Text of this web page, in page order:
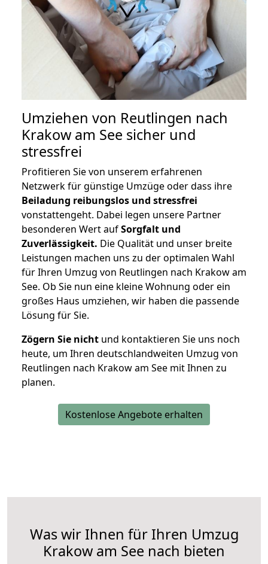
Umziehen von Reutlingen nach
Krakow am See sicher und
stressfrei
Profitieren Sie von unserem erfahrenen
Netzwerk für günstige Umzüge oder dass ihre
Beiladung reibungslos und stressfrei
vonstattengeht. Dabei legen unsere Partner
besonderen Wert aufSorgfalt und
Zuverlässigkeit. Die Qualität und unser breite
Leistungen machen uns zu der optimalen Wahl
für Ihren Umzug von Reutlingen nach Krakow am
See. Ob Sie nun eine kleine Wohnung oder ein
großes Haus umziehen, wir haben die passende
Lösung für Sie.
Zögern Sie nicht und kontaktieren Sie uns noch
heute, um Ihren deutschlandweiten Umzug von
Reutlingen nach Krakow am See mit Ihnen zu
planen.
Kostenlose Angebote erhalten
Was wir Ihnen für Ihren Umzug
Krakow am See nach bieten